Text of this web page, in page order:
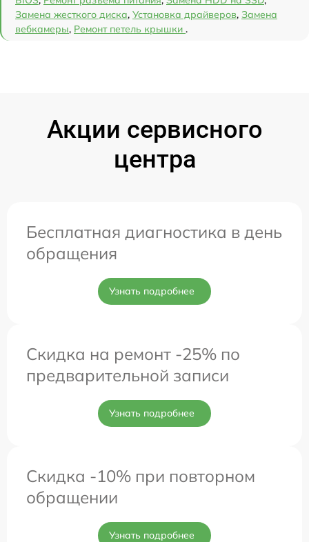
Замена жесткого диска, Установка драйверов, Замена
вебкамеры, Ремонт петель крышки .
Акции сервисного
центра
Бесплатная диагностика в день
обращения
Узнать подробнее
Скидка на ремонт -25% по
предварительной записи
Узнать подробнее
Скидка -10% при повторном
обращении
Узнать подробнее